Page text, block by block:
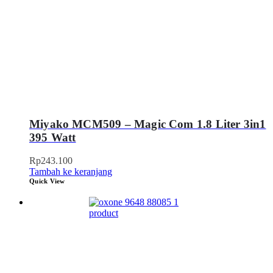
Miyako MCM509 – Magic Com 1.8 Liter 3in1
395 Watt
Rp243.100
Tambah ke keranjang
Quick View